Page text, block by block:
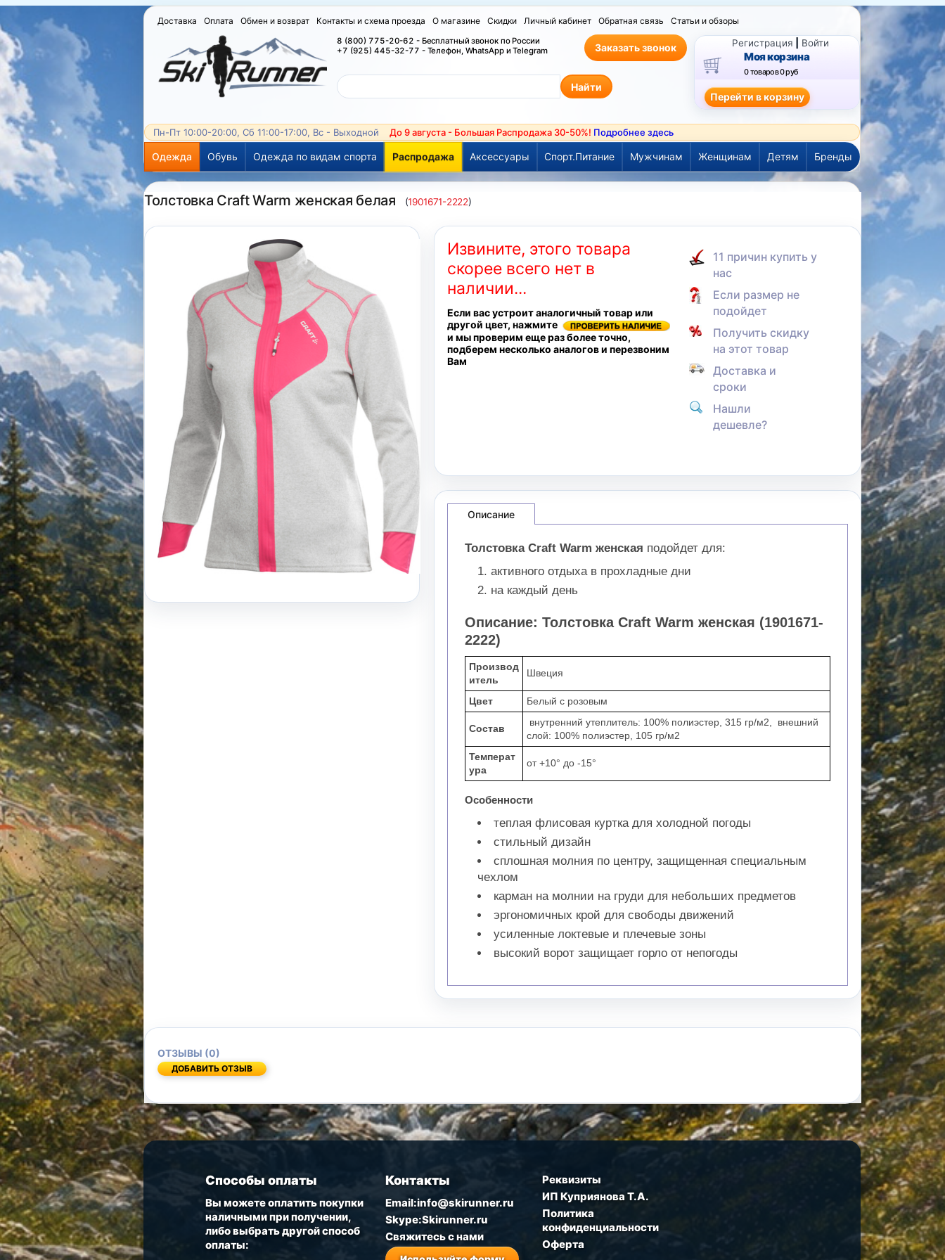
Доставка Оплата Обмен и возврат Контакты и схема проезда О магазине Скидки Личный кабинет Обратная связь Статьи и обзоры
8 (800) 775-20-62 - Бесплатный звонок по России
+7 (925) 445-32-77 - Телефон, WhatsApp и Telegram
Заказать звонок Регистрация Войти
Моя корзина
0 товаров0 руб
Пн-Пт 10:00-20:00, Сб 11:00-17:00, Вс - Выходной До 9 августа - Большая Распродажа 30-50%! Подробнее здесь
Одежда Обувь Одежда по видам спорта Распродажа Аксессуары Спорт.Питание Мужчинам Женщинам Детям Бренды
Толстовка Craft Warm женская белая (1901671-2222)
Извините, этого товара
скорее всего нет в
наличии...
Если вас устроит аналогичный товар или
другой цвет, нажмите
и мы проверим еще раз более точно,
подберем несколько аналогов и перезвоним
Вам
11 причин купить у
нас
Если размер не
подойдет
Получить скидку
на этот товар
Доставка и
сроки
Нашли
дешевле?
Описание
Толстовка Craft Warm женская подойдет для:
активного отдыха в прохладные дни
на каждый день
Описание: Толстовка Craft Warm женская (1901671-
2222)
Производ
итель
Швеция
Цвет Белый с розовым
Состав
внутренний утеплитель: 100% полиэстер, 315 гр/м2, внешний
слой: 100% полиэстер, 105 гр/м2
Температ
ура
от +10° до -15°
Особенности
теплая флисовая куртка для холодной погоды
стильный дизайн
сплошная молния по центру, защищенная специальным
чехлом
карман на молнии на груди для небольших предметов
эргономичных крой для свободы движений
усиленные локтевые и плечевые зоны
высокий ворот защищает горло от непогоды
ОТЗЫВЫ (0)
ДОБАВИТЬ ОТЗЫВ
Способы оплаты
Вы можете оплатить покупки
наличными при получении,
либо выбрать другой способ
оплаты:
Контакты
Email:info@skirunner.ru
Skype:Skirunner.ru
Свяжитесь с нами
Реквизиты
ИП Куприянова Т.А.
Политика
конфиденциальности
Оферта